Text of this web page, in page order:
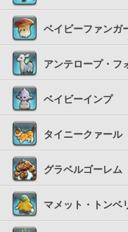
ベイビーファンガ
アンテロープ・フ
ベイビーインプ
タイニークァール
グラベルゴーレム
マメット・トンベ